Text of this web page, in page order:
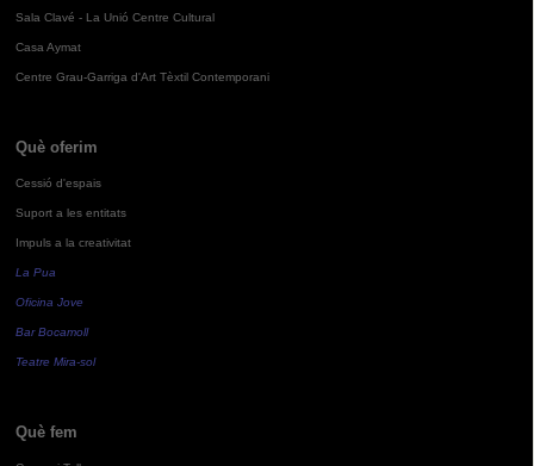
Sala Clavé - La Unió Centre Cultural
Casa Aymat
Centre Grau-Garriga d'Art Tèxtil Contemporani
Què oferim
Cessió d'espais
Suport a les entitats
Impuls a la creativitat
La Pua
Oficina Jove
Bar Bocamoll
Teatre Mira-sol
Què fem